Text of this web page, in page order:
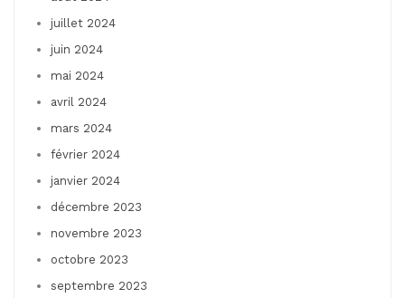
juillet 2024
juin 2024
mai 2024
avril 2024
mars 2024
février 2024
janvier 2024
décembre 2023
novembre 2023
octobre 2023
septembre 2023